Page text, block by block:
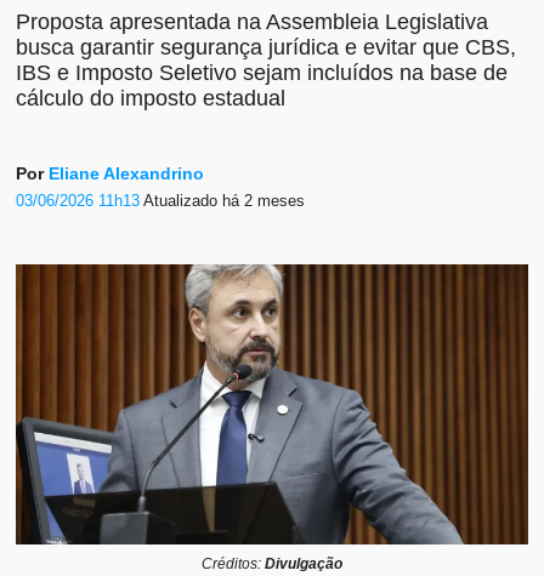
Proposta apresentada na Assembleia Legislativa
busca garantir segurança jurídica e evitar que CBS,
IBS e Imposto Seletivo sejam incluídos na base de
cálculo do imposto estadual
Por Eliane Alexandrino
03/06/2026 11h13Atualizado há 2 meses
Créditos: Divulgação